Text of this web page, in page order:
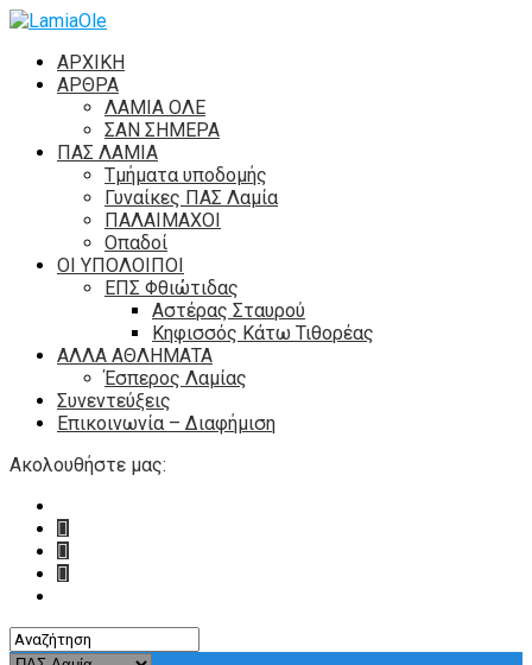
ΑΡΧΙΚΗ
ΑΡΘΡΑ
ΛΑΜΙΑ ΟΛΕ
ΣΑΝ ΣΗΜΕΡΑ
ΠΑΣ ΛΑΜΙΑ
Τμήματα υποδομής
Γυναίκες ΠΑΣ Λαμία
ΠΑΛΑΙΜΑΧΟΙ
Οπαδοί
ΟΙ ΥΠΟΛΟΙΠΟΙ
ΕΠΣ Φθιώτιδας
Αστέρας Σταυρού
Κηφισσός Κάτω Τιθορέας
ΑΛΛΑ ΑΘΛΗΜΑΤΑ
Έσπερος Λαμίας
Συνεντεύξεις
Επικοινωνία – Διαφήμιση
Ακολουθήστε μας: